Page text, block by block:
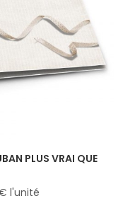
PLUS VRAI QUE
l'unité